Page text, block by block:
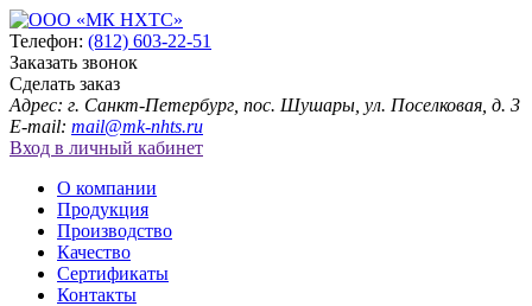
Телефон: (812) 603-22-51
Заказать звонок
Сделать заказ
Адрес: г. Санкт-Петербург, пос. Шушары, ул. Поселковая, д. 3
E-mail: mail@mk-nhts.ru
Вход в личный кабинет
О компании
Продукция
Производство
Качество
Сертификаты
Контакты